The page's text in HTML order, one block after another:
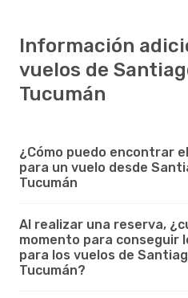
Información
vuelos de
Tucumán
¿Cómo puedo encontrar
para un vuelo desde
Tucumán
Al realizar una reserva,
momento para conseguir
para los vuelos de
Tucumán?